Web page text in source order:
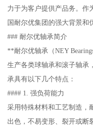
力于为客户提供产品务。作
国耐尔优集团的强大背景和
### 耐尔优轴承简介
**耐尔优轴承（NEY
生产各类球轴承和滚子轴承
承具有以下几个特点：
#### 1. 强负荷能力
采用特殊材料和工艺制造，
出色，不易变形、裂开或断